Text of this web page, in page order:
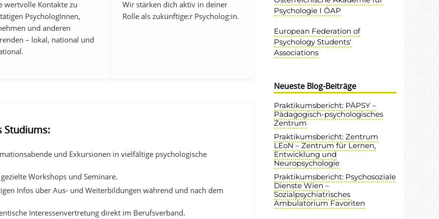
wertvolle Kontakte zu
PsychologInnen,
und anderen
– lokal, national und
Wir stärken dich aktiv in deiner
Rolle als zukünftige:r Psycholog:in.
Studiums:
und Exkursionen in vielfältige psychologische
Workshops und Seminare.
Infos über Aus- und Weiterbildungen während und nach dem
Interessenvertretung direkt im Berufsverband.
Psychologie I ÖAP
European Federation of
Psychology Students'
Associations
Neueste Blog-Beiträge
Praktikumsbericht: PÄPSY –
Pädagogisch-psychologisches
Zentrum
Praktikumsbericht: Zentrum
LEoN – Zentrum für Lernen,
Entwicklung und
Neuropsychologie
Praktikumsbericht: Psychosoziale
Dienste Wien –
Sozialpsychiatrisches
Ambulatorium Favoriten